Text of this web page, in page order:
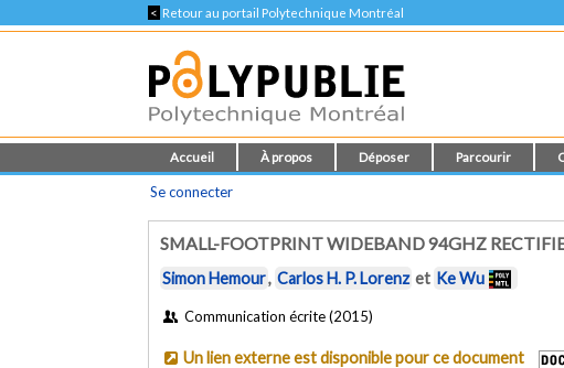
< Retour au portail Polytechnique Montréal
Accueil À propos Déposer Parcourir
Se connecter
SMALL-FOOTPRINT WIDEBAND 94GHZ
Simon Hemour, Carlos H. P. Lorenz et Ke Wu
Communication écrite (2015)
Un lien externe est disponible pour ce document